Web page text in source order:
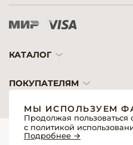
КАТАЛОГ
ПОКУПАТЕЛЯМ
© 2026 «Модерн»— Косметика и
Создание сайтов
МЫ ИСПОЛЬЗУЕМ
Продолжая пользоваться
с политикой
Подробнее →